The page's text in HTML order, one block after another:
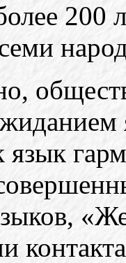
200
язык